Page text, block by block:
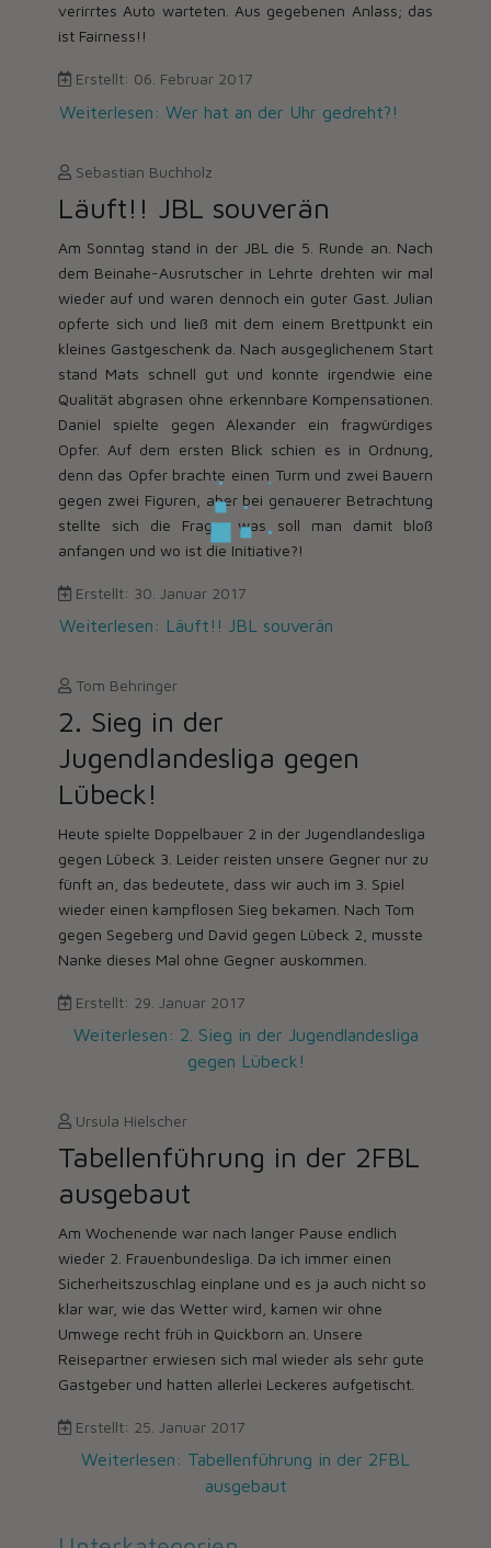
verirrtes Auto warteten. Aus gegebenen Anlass; das
ist Fairness!!
Erstellt: 06. Februar 2017
Weiterlesen: Wer hat an der Uhr gedreht?!
Sebastian Buchholz
Läuft!! JBL souverän
Am Sonntag stand in der JBL die 5. Runde an. Nach
dem Beinahe-Ausrutscher in Lehrte drehten wir mal
wieder auf und waren dennoch ein guter Gast. Julian
opferte sich und ließ mit dem einem Brettpunkt ein
kleines Gastgeschenk da. Nach ausgeglichenem Start
stand Mats schnell gut und konnte irgendwie eine
Qualität abgrasen ohne erkennbare Kompensationen.
Daniel spielte gegen Alexander ein fragwürdiges
Opfer. Auf dem ersten Blick schien es in Ordnung,
denn das Opfer brachte einen Turm und zwei Bauern
gegen zwei Figuren, aber bei genauerer Betrachtung
stellte sich die Frage; was soll man damit bloß
anfangen und wo ist die Initiative?!
Erstellt: 30. Januar 2017
Weiterlesen: Läuft!! JBL souverän
Tom Behringer
2. Sieg in der
Jugendlandesliga gegen
Lübeck!
Heute spielte Doppelbauer 2 in der Jugendlandesliga
gegen Lübeck 3. Leider reisten unsere Gegner nur zu
fünft an, das bedeutete, dass wir auch im 3. Spiel
wieder einen kampflosen Sieg bekamen. Nach Tom
gegen Segeberg und David gegen Lübeck 2, musste
Nanke dieses Mal ohne Gegner auskommen.
Erstellt: 29. Januar 2017
Weiterlesen: 2. Sieg in der Jugendlandesliga
gegen Lübeck!
Ursula Hielscher
Tabellenführung in der 2FBL
ausgebaut
Am Wochenende war nach langer Pause endlich
wieder 2. Frauenbundesliga. Da ich immer einen
Sicherheitszuschlag einplane und es ja auch nicht so
klar war, wie das Wetter wird, kamen wir ohne
Umwege recht früh in Quickborn an. Unsere
Reisepartner erwiesen sich mal wieder als sehr gute
Gastgeber und hatten allerlei Leckeres aufgetischt.
Erstellt: 25. Januar 2017
Weiterlesen: Tabellenführung in der 2FBL
ausgebaut